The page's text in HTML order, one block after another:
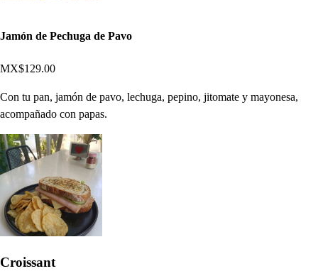
Jamón de Pechuga de Pavo
MX$129.00
Con tu pan, jamón de pavo, lechuga, pepino, jitomate y mayonesa,
acompañado con papas.
Croissant